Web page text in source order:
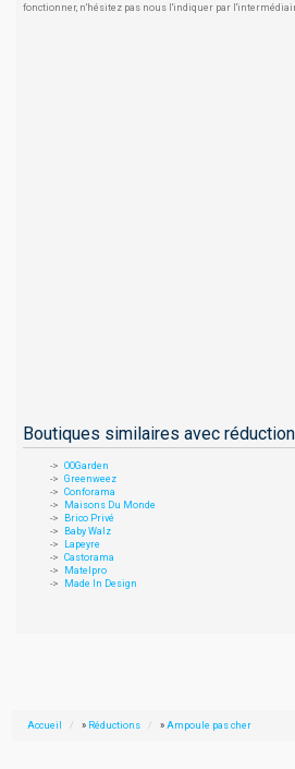
fonctionner, n'hésitez pas nous l'indiquer par
Boutiques similaires avec
OOGarden
Greenweez
Conforama
Maisons Du Monde
Brico Privé
Baby Walz
Lapeyre
Castorama
Matelpro
Made In Design
Accueil » Réductions » Ampoule pas cher